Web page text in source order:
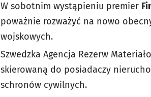
W sobotnim wystąpieniu premier
poważnie rozważyć na nowo
wojskowych.
Szwedzka Agencja Rezerw
skierowaną do posiadaczy
schronów cywilnych.